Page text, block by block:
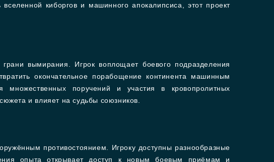
киборгов и машинного апокалипсиса, этот проект
вымирания. Игрок воплощает боевого подразделения
окончательное порабощение континента машинным
множественных поручений и участия в кровопролитных
и влияет на судьбы союзников.
противостоянием. Игроку доступны разнообразные
опыта открывает доступ к новым боевым приёмам и